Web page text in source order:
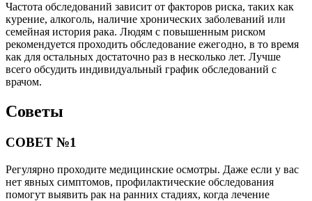
Частота обследований зависит от факторов риска, таких как
курение, алкоголь, наличие хронических заболеваний или
семейная история рака. Людям с повышенным риском
рекомендуется проходить обследование ежегодно, в то время
как для остальных достаточно раз в несколько лет. Лучше
всего обсудить индивидуальный график обследований с
врачом.
Советы
СОВЕТ №1
Регулярно проходите медицинские осмотры. Даже если у вас
нет явных симптомов, профилактические обследования
помогут выявить рак на ранних стадиях, когда лечение